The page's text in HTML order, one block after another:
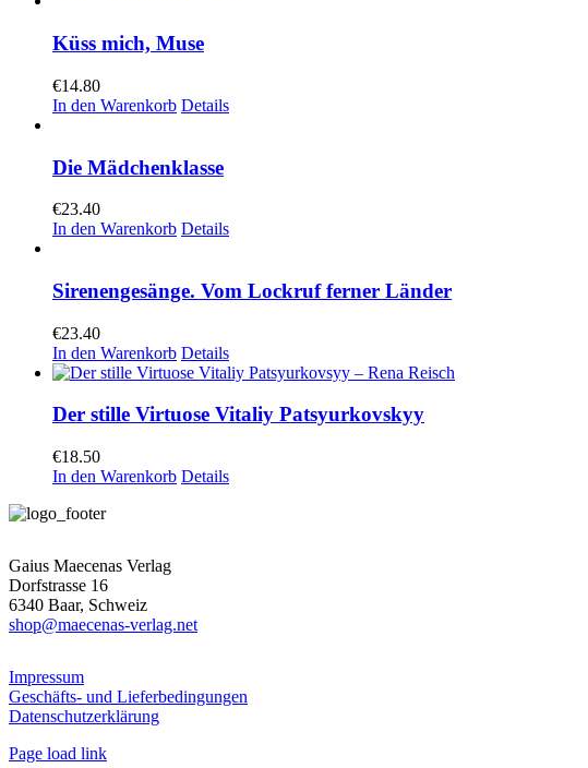
Küss mich, Muse
€14.80
In den Warenkorb Details
Die Mädchenklasse
€23.40
In den Warenkorb Details
Sirenengesänge. Vom Lockruf ferner Länder
€23.40
In den Warenkorb Details
Der stille Virtuose Vitaliy Patsyurkovskyy
€18.50
In den Warenkorb Details
Gaius Maecenas Verlag
Dorfstrasse 16
6340 Baar, Schweiz
shop@maecenas-verlag.net
Impressum
Geschäfts- und Lieferbedingungen
Datenschutzerklärung
Page load link